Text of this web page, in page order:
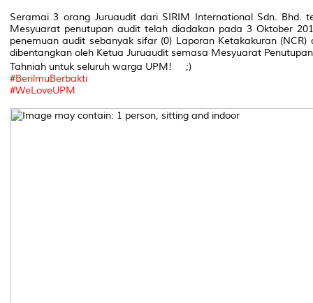
Seramai 3 orang Juruaudit dari SIRIM International Sdn.
Mesyuarat penutupan audit telah diadakan pada 3 Oktober
penemuan audit sebanyak sifar (0) Laporan Ketakakuran
dibentangkan oleh Ketua Juruaudit semasa Mesyuarat
Tahniah untuk seluruh warga UPM!
;)
#BerilmuBerbakti
#WeLoveUPM